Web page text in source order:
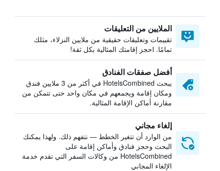
الملايين من التعليقات
تقييمات وتعليقات حقيقية من ملايين النزلاء، مثلك
تمامًا. احجز إقامتك المثالية بكل ثقة!
أفضل صفقات الفنادق
يبحث HotelsCombined في أكثر من 3 ملايين فندق
ومكان إقامة ويجمعهم في مكان واحد حتى تتمكن من
مقارنة أماكن الإقامة المثالية.
إلغاء مجاني
من الوارد أن تتغير الخطط — نتفهم ذلك. ولهذا يمكنك
البحث وحجز فنادق وأماكن إقامة على
HotelsCombined من وكالات السفر التي تقدم خدمة
الإلغاء المجاني